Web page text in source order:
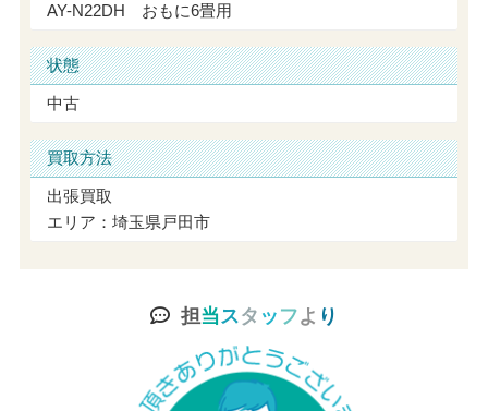
AY-N22DH おもに6畳用
状態
中古
買取方法
出張買取
エリア：埼玉県戸田市
担当スタ ッ フよ り